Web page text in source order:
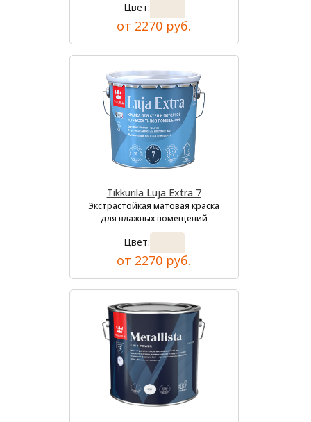
Цвет:
от 2270 руб.
Tikkurila Luja Extra 7
Экстрастойкая матовая краска
для влажных помещений
Цвет:
от 2270 руб.